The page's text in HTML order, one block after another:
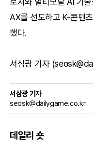
AX를 선도하고 K-콘텐
했다.
서삼광 기자
서삼광 기자
seosk@dailygame.co.kr
데일리 숏